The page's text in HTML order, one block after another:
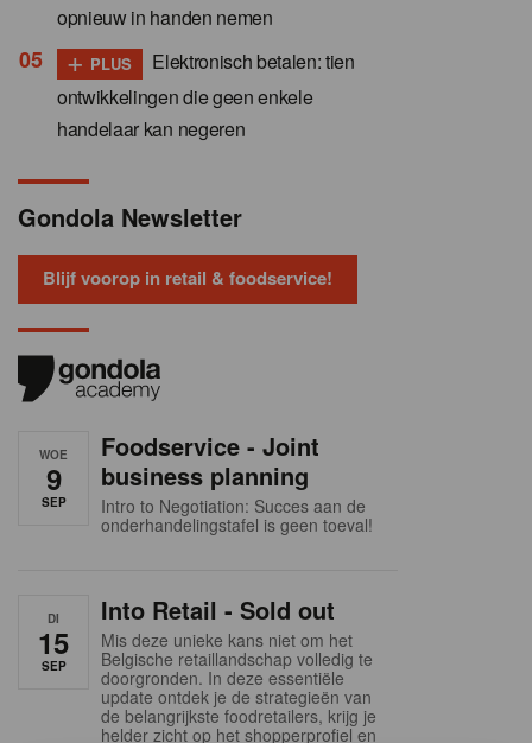
opnieuw in handen nemen
+ PLUS
Elektronisch betalen: tien
ontwikkelingen die geen enkele
handelaar kan negeren
Gondola Newsletter
Blijf voorop in retail & foodservice!
WOE
9
SEP
Foodservice - Joint
business planning
Intro to Negotiation: Succes aan de
onderhandelingstafel is geen toeval!
DI
15
SEP
Into Retail - Sold out
Mis deze unieke kans niet om het
Belgische retaillandschap volledig te
doorgronden. In deze essentiële
update ontdek je de strategieën van
de belangrijkste foodretailers, krijg je
helder zicht op het shopperprofiel en